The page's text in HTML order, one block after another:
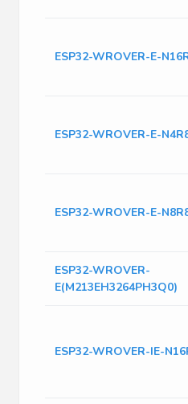
ESP32-WROVER-E-
ESP32-WROVER-E-
ESP32-WROVER-E-
ESP32-WROVER-
E(M213EH3264PH3Q0)
ESP32-WROVER-IE-